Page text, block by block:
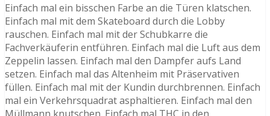
Einfach mal ein bisschen Farbe an die Türen klatschen.
Einfach mal mit dem Skateboard durch die Lobby
rauschen. Einfach mal mit der Schubkarre die
Fachverkäuferin entführen. Einfach mal die Luft aus dem
Zeppelin lassen. Einfach mal den Dampfer aufs Land
setzen. Einfach mal das Altenheim mit Präservativen
füllen. Einfach mal mit der Kundin durchbrennen. Einfach
mal ein Verkehrsquadrat asphaltieren. Einfach mal den